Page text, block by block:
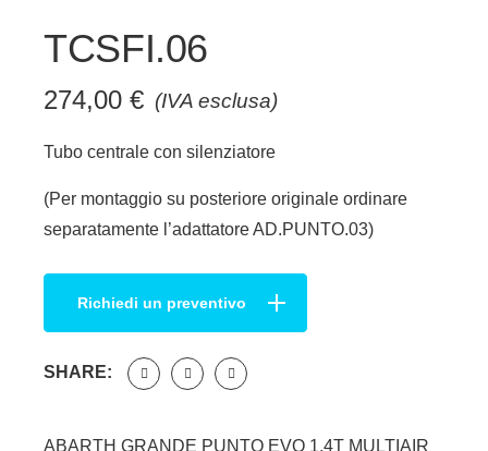
TCSFI.06
(IVA esclusa)
274,00 €
Tubo centrale con silenziatore
(Per montaggio su posteriore originale ordinare
separatamente l’adattatore AD.PUNTO.03)
Richiedi un preventivo
SHARE:
ABARTH GRANDE PUNTO EVO 1.4T MULTIAIR